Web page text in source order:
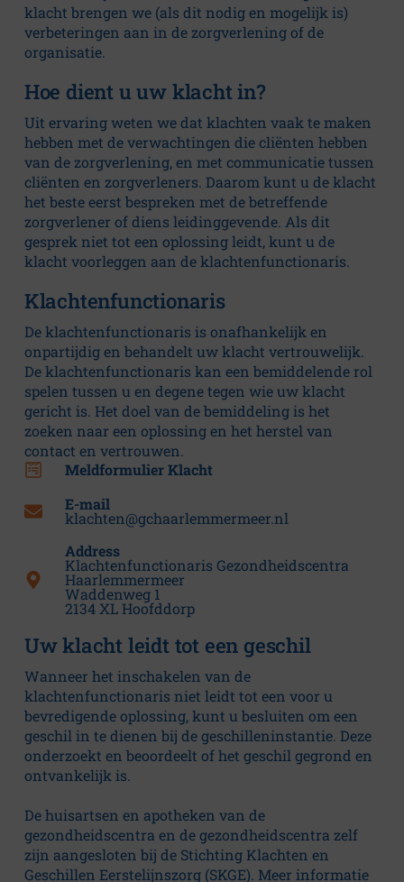
Privacybeleid
Kwaliteit
klacht brengen we (als dit nodig en mogelijk is)
verbeteringen aan in de zorgverlening of de
organisatie.
Hoe dient u uw klacht in?
Uit ervaring weten we dat klachten vaak te maken
hebben met de verwachtingen die cliënten hebben
van de zorgverlening, en met communicatie tussen
cliënten en zorgverleners. Daarom kunt u de klacht
het beste eerst bespreken met de betreffende
zorgverlener of diens leidinggevende. Als dit
gesprek niet tot een oplossing leidt, kunt u de
klacht voorleggen aan de klachtenfunctionaris.
Klachtenfunctionaris
De klachtenfunctionaris is onafhankelijk en
onpartijdig en behandelt uw klacht vertrouwelijk.
De klachtenfunctionaris kan een bemiddelende rol
spelen tussen u en degene tegen wie uw klacht
gericht is. Het doel van de bemiddeling is het
zoeken naar een oplossing en het herstel van
contact en vertrouwen.
Meldformulier Klacht
E-mail
klachten@gchaarlemmermeer.nl
Address
Klachtenfunctionaris Gezondheidscentra
Haarlemmermeer
Waddenweg 1
2134 XL Hoofddorp
Uw klacht leidt tot een geschil
Wanneer het inschakelen van de
klachtenfunctionaris niet leidt tot een voor u
bevredigende oplossing, kunt u besluiten om een
geschil in te dienen bij de geschilleninstantie. Deze
onderzoekt en beoordeelt of het geschil gegrond en
ontvankelijk is.
De huisartsen en apotheken van de
gezondheidscentra en de gezondheidscentra zelf
zijn aangesloten bij de Stichting Klachten en
Geschillen Eerstelijnszorg (SKGE). Meer informatie